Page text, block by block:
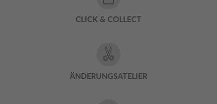
CLICK & COLLECT
ÄNDERUNGSATELIER